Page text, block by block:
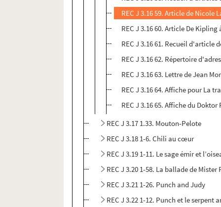
REC J 3.16 59. Article de
REC J 3.16 60. Article De
REC J 3.16 61. Recueil d'article
REC J 3.16 62. Répertoire
REC J 3.16 63. Lettre de Jean
REC J 3.16 64. Affiche pour La
REC J 3.16 65. Affiche du
REC J 3.17 1.33. Mouton-Pelote
REC J 3.18 1-6. Chili au cœur
REC J 3.19 1-11. Le sage émir et
REC J 3.20 1-58. La ballade de Mister
REC J 3.21 1-26. Punch and Judy
REC J 3.22 1-12. Punch et le serpent